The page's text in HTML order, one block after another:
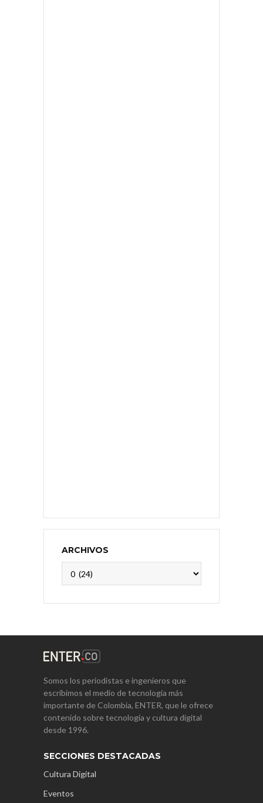
ARCHIVOS
Somos los periodistas e ingenieros que
escribimos el medio de tecnología más
importante de Colombia, ENTER, que le ofrece
contenido sobre tecnología y cultura digital
desde 1996.
SECCIONES DESTACADAS
Cultura Digital
Eventos